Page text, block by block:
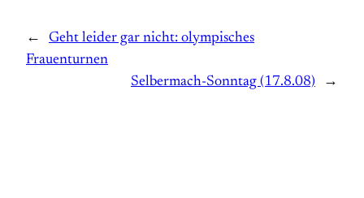
←
Geht leider gar nicht: olympisches
Frauenturnen
Selbermach-Sonntag (17.8.08)
→